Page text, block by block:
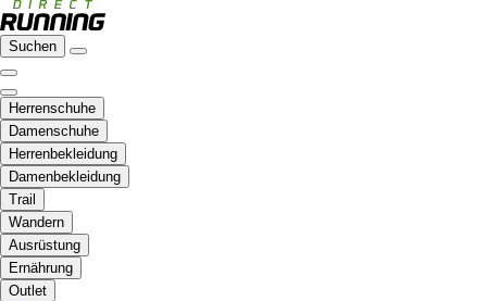
Suchen
Herrenschuhe
Damenschuhe
Herrenbekleidung
Damenbekleidung
Trail
Wandern
Ausrüstung
Ernährung
Outlet